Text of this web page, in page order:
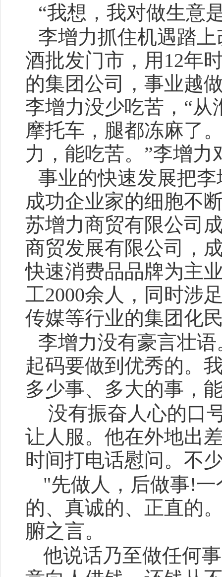
“我想，我对做生意
李增力抓住机遇踏
酒批发门市，用 12年
的集团公司，事业越
李增力没少吃苦，“
摩托车，腿都冻麻了
力，能吃苦。”李增
事业的快速发展把
成功企业家的细胞不
苏增力商贸有限公司
商贸发展有限公司，
快速消费品品牌为主
工2000余人，同时涉
传媒等行业的集团化
李增力没有豪言壮语
起码要做到优秀的。
多少事、多大的事，
没有振奋人心的口
让人服。他在外地出
时间打电话慰问。不
"先做人，后做事!
的、真诚的、正直的
腑之言。
他说话乃至做任何